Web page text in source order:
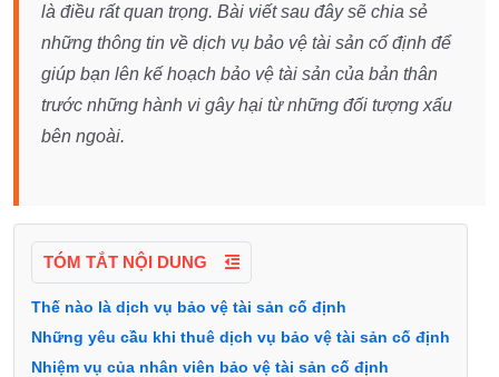
là điều rất quan trọng. Bài viết sau đây sẽ chia sẻ
những thông tin về dịch vụ bảo vệ tài sản cố định để
giúp bạn lên kế hoạch bảo vệ tài sản của bản thân
trước những hành vi gây hại từ những đối tượng xấu
bên ngoài.
TÓM TẮT NỘI DUNG
Thế nào là dịch vụ bảo vệ tài sản cố định
Những yêu cầu khi thuê dịch vụ bảo vệ tài sản cố định
Nhiệm vụ của nhân viên bảo vệ tài sản cố định